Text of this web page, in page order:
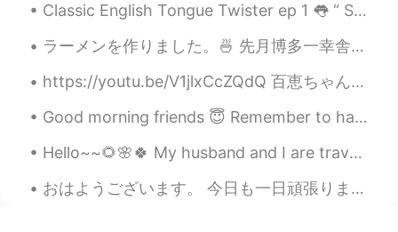
EN JP
@Nakamuraありがとうございます
stacey ステイシ－ 2021.03.13 11:12
EN
CN EN
Classic English Tongue Twister ep 1 👅 “ She sells seashells by the seashore The Shells she sel...
ラーメンを作りました。🍜 先月博多一幸舎ラーメン屋さんでDIY ラーメンを買いましたが、仕事で忙しくて、事務所へよく行っていましたから、自炊することが滅多にできませんでした。 DIYとは、...
https://youtu.be/V1jlxCcZQdQ 百恵ちゃんのファンなので、最近クラスでこのアニメーションを作りました！是非見てください！ 百恵の「間奏曲」を聞いて、私のイメージはアニ...
Good morning friends 😇 Remember to have some breakfast and wish us luck this weekend. It feels l...
Hello~~🌻🌸🍀 My husband and I are traveling to Europe this year. We'll visit Germany for the first ...
おはようございます。 今日も一日頑張りましょう。 I tried to draw here in Hellotalk using my fingers. 😂✌️ハロートークの描く機能をまた使っ...